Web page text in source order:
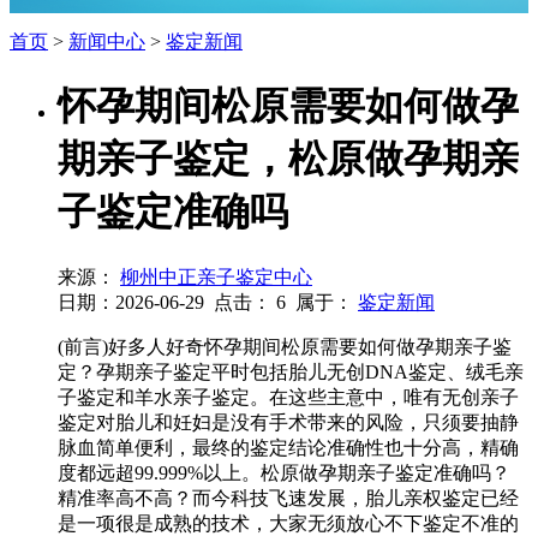
首页 > 新闻中心 > 鉴定新闻
怀孕期间松原需要如何做孕
期亲子鉴定，松原做孕期亲
子鉴定准确吗
来源：
柳州中正亲子鉴定中心
日期：2026-06-29 点击： 6 属于： 鉴定新闻
(前言)好多人好奇怀孕期间松原需要如何做孕期亲子鉴
定？孕期亲子鉴定平时包括胎儿无创DNA鉴定、绒毛亲
子鉴定和羊水亲子鉴定。在这些主意中，唯有无创亲子
鉴定对胎儿和妊妇是没有手术带来的风险，只须要抽静
脉血简单便利，最终的鉴定结论准确性也十分高，精确
度都远超99.999%以上。松原做孕期亲子鉴定准确吗？
精准率高不高？而今科技飞速发展，胎儿亲权鉴定已经
是一项很是成熟的技术，大家无须放心不下鉴定不准的